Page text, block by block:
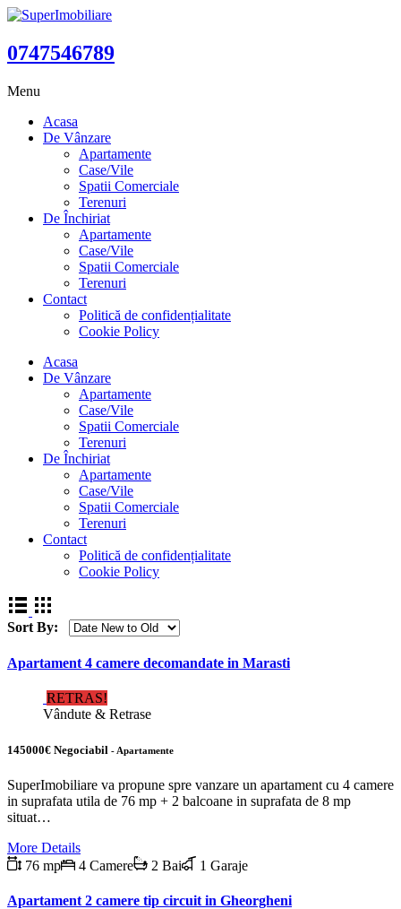
0747546789
Menu
Acasa
De Vânzare
Apartamente
Case/Vile
Spatii Comerciale
Terenuri
De Închiriat
Apartamente
Case/Vile
Spatii Comerciale
Terenuri
Contact
Politică de confidențialitate
Cookie Policy
Acasa
De Vânzare
Apartamente
Case/Vile
Spatii Comerciale
Terenuri
De Închiriat
Apartamente
Case/Vile
Spatii Comerciale
Terenuri
Contact
Politică de confidențialitate
Cookie Policy
Sort By:
Apartament 4 camere decomandate in Marasti
RETRAS!
Vândute & Retrase
145000€ Negociabil - Apartamente
SuperImobiliare va propune spre vanzare un apartament cu 4 camere
in suprafata utila de 76 mp + 2 balcoane in suprafata de 8 mp
situat…
More Details
76 mp
4 Camere 2 Bai 1 Garaje
Apartament 2 camere tip circuit in Gheorgheni